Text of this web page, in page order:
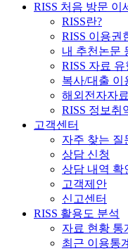
RISS 처음 방문 이
RISS란?
RISS 이용권
내 추천논문
RISS 자료
복사/대출 이
해외전자자
RISS 정보취
고객센터
자주 찾는 질
상담 신청
상담 내역 확
고객제안
신고센터
RISS 활용도 분석
자료 현황 통
최근 이용통